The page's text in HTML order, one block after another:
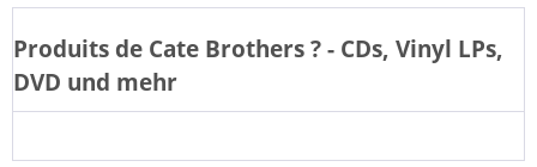
Produits de Cate Brothers? - CDs, Vinyl LPs,
DVD und mehr